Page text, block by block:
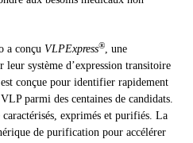
a conçu VLPExpress®, une
leur système d’expression transitoire
conçue pour identifier rapidement
parmi des centaines de candidats.
exprimés et purifiés. La
de purification pour accélérer